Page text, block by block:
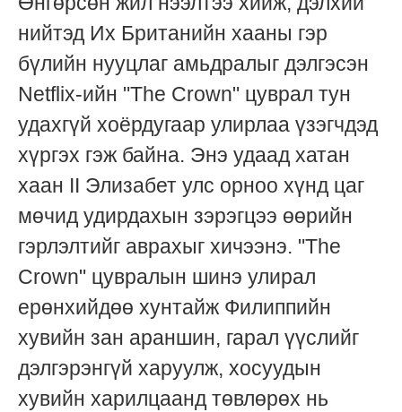
нийтэд Их Британийн хааны гэр
бүлийн нууцлаг амьдралыг дэлгэсэн
Netflix-ийн "The Crown" цуврал тун
удахгүй хоёрдугаар улирлаа үзэгчдэд
хүргэх гэж байна. Энэ удаад хатан
хаан II Элизабет улс орноо хүнд цаг
мөчид удирдахын зэрэгцээ өөрийн
гэрлэлтийг аврахыг хичээнэ. "The
Crown" цувралын шинэ улирал
ерөнхийдөө хунтайж Филиппийн
хувийн зан араншин, гарал үүслийг
дэлгэрэнгүй харуулж, хосуудын
хувийн харилцаанд төвлөрөх нь